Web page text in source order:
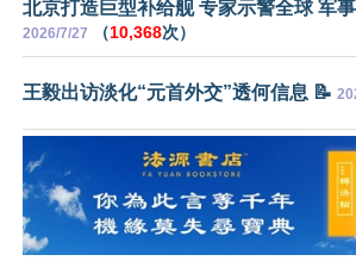
北京打造巨型补给舰 专家示警全球 军
2026/7/27 （10,368次）
王毅出访淡化“元首外交”透何信息 📝